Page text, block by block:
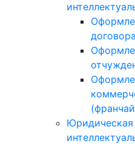
договора